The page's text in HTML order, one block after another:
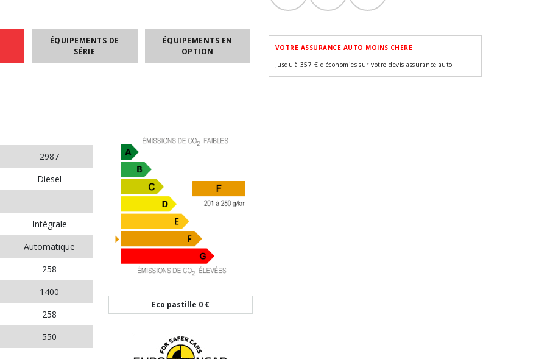
ÉQUIPEMENTS DE
SÉRIE
ÉQUIPEMENTS EN
OPTION
2987
Diesel
Intégrale
Automatique
258
1400
258
550
Eco pastille 0 €
VOTRE ASSURANCE AUTO MOINS CHERE
Jusqu'à 357 € d'économies sur votre devis assurance auto